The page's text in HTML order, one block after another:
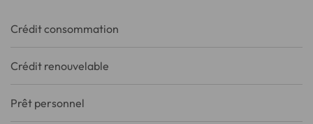
Crédit consommation
Crédit renouvelable
Prêt personnel